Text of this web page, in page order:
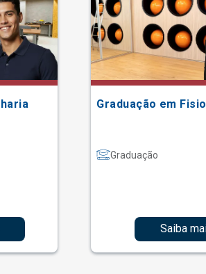
Graduação em
Graduação
Saiba